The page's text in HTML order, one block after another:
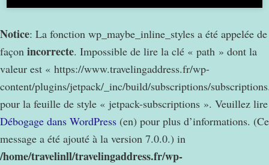
Notice: La fonction wp_maybe_inline_styles a été appelée de
façon incorrecte. Impossible de lire la clé « path » dont la
valeur est « https://www.travelingaddress.fr/wp-
content/plugins/jetpack/_inc/build/subscriptions/
pour la feuille de style « jetpack-subscriptions ». Veuillez lire
Débogage dans WordPress (en) pour plus d’informations. (Ce
message a été ajouté à la version 7.0.0.) in
/home/travelinll/travelingaddress.fr/wp-